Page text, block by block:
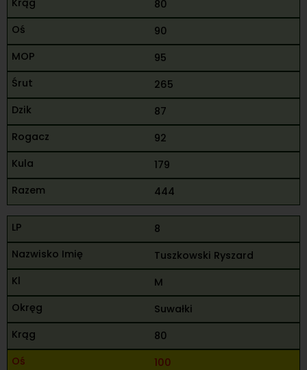
80
90
95
265
87
92
179
444
8
Tuszkowski Ryszard
M
Suwałki
80
100